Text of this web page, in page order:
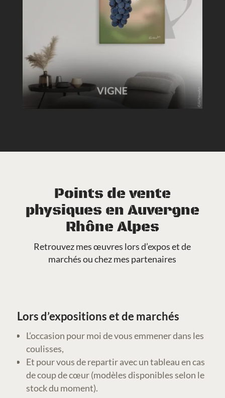
Points de vente
physiques en Auvergne
Rhône Alpes
Retrouvez mes œuvres lors d’expos et de
marchés ou chez mes partenaires
Lors d’expositions et de marchés
L’occasion pour moi de vous emmener dans les
coulisses,
Et pour vous de repartir avec un tableau en cas
de coup de cœur (modèles disponibles selon le
stock du moment).